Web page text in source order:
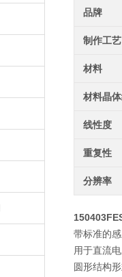
品牌
制作工艺
材料
材料晶
线性度
重复性
分辨率
带标准的
用于直流
圆形结构